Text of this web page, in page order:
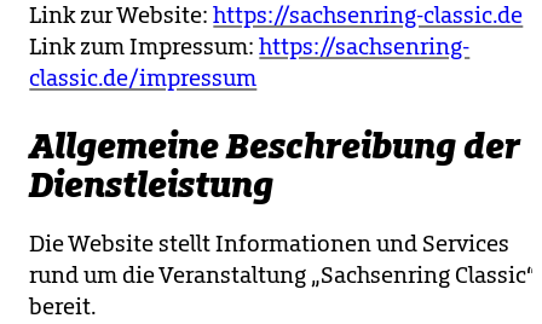
Link zur Website:https://sachsenring-classic.de
Link zum Impressum:https://sachsenring-
classic.de/impressum
Allgemeine Beschreibung der
Dienstleistung
Die Website stellt Informationen und Services
rund um die Veranstaltung „Sachsenring Classic“
bereit.